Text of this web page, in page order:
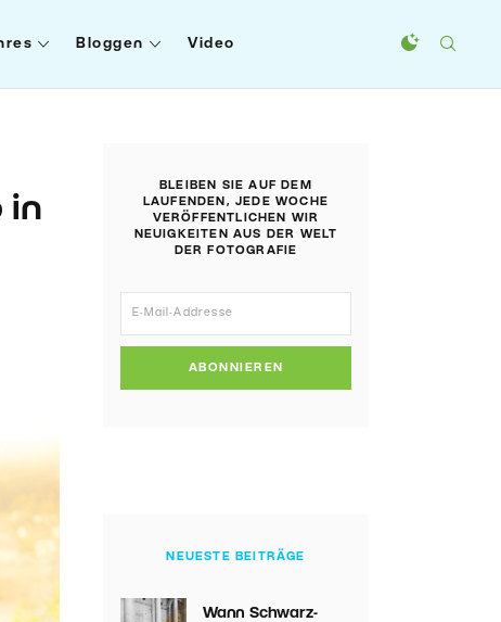
Bloggen Video
in
BLEIBEN SIE AUF DEM
LAUFENDEN, JEDE WOCHE
VERÖFFENTLICHEN WIR
NEUIGKEITEN AUS DER WELT
DER FOTOGRAFIE
ABONNIEREN
NEUESTE BEITRÄGE
Wann Schwarz-